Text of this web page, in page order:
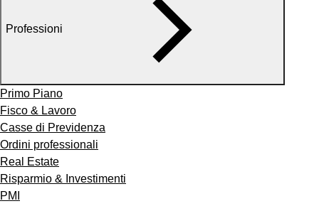
Professioni
Primo Piano
Fisco & Lavoro
Casse di Previdenza
Ordini professionali
Real Estate
Risparmio & Investimenti
PMI